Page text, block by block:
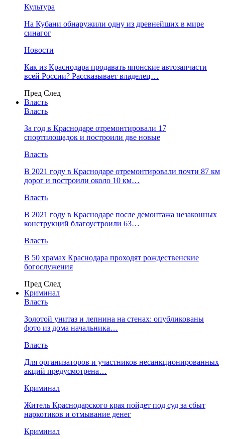
Культура
На Кубани обнаружили одну из древнейших в мире
синагог
Новости
Как из Краснодара продавать японские автозапчасти
всей России? Рассказывает владелец…
Пред След
Власть
Власть
За год в Краснодаре отремонтировали 17
спортплощадок и построили две новые
Власть
В 2021 году в Краснодаре отремонтировали почти 87 км
дорог и построили около 10 км…
Власть
В 2021 году в Краснодаре после демонтажа незаконных
конструкций благоустроили 63…
Власть
В 50 храмах Краснодара проходят рождественские
богослужения
Пред След
Криминал
Власть
​Золотой унитаз и лепнина на стенах: опубликованы
фото из дома начальника…
Власть
Для организаторов и участников несанкционированных
акций предусмотрена…
Криминал
Житель Краснодарского края пойдет под суд за сбыт
наркотиков и отмывание денег
Криминал